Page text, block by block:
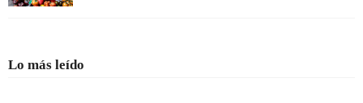
Lo más leído